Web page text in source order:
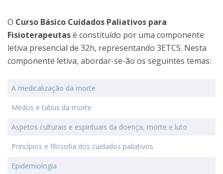
O Curso Básico Cuidados Paliativos para
Fisioterapeutasé constituído por uma componente
letiva presencial de 32h, representando 3ETCS. Nesta
componente letiva, abordar-se-ão os seguintes temas:
A medicalização da morte
Medos e tabus da morte
Aspetos culturais e espirituais da doença, morte e luto
Princípios e filosofia dos cuidados paliativos
Epidemiologia